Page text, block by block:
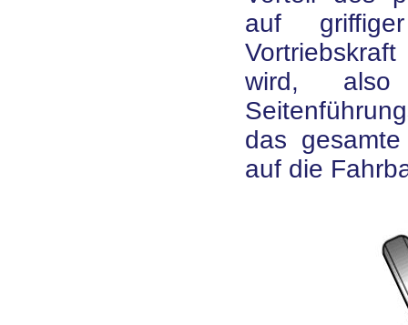
auf
wird,
das
auf die